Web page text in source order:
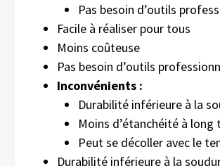
Pas besoin d’outils
Facile à réaliser pour tous
Moins coûteuse
Pas besoin d’outils
Inconvénients :
Durabilité inférieure à la
Moins d’étanchéité à long
Peut se décoller avec le
Durabilité inférieure à la